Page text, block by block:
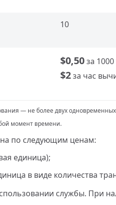
10
$0,50за
$2за час
— не более двух одновременных
момент времени.
по следующим ценам:
единица);
в виде количества
службы. При